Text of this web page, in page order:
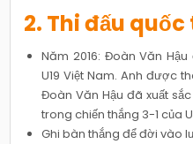
2. Thi đấu quốc
Năm 2016: Đoàn Văn
U19 Việt Nam. Anh được
Đoàn Văn Hậu đã xuất
trong chiến thắng 3-1 của
Ghi bàn thắng để đời vào